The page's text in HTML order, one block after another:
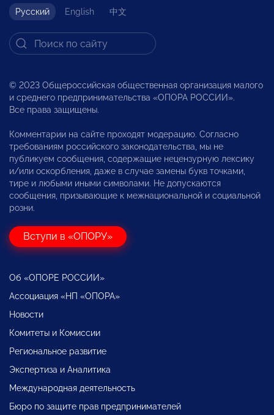
Русский English 中文
© 2023 Общероссийская общественная организация малого
и среднего предпринимательства «ОПОРА РОССИИ».
Все права защищены.
Комментарии на сайте проходят модерацию. Согласно
требованиям российского законодательства, мы не
публикуем сообщения, содержащие нецензурную лексику
и/или оскорбления, даже в случае замены букв точками,
тире и любыми иными символами. Не допускаются
сообщения, призывающие к межнациональной и социальной
розни.
Вступи в «ОПОРУ»
Об «ОПОРЕ РОССИИ»
Ассоциация «НП «ОПОРА»
Новости
Комитеты и Комиссии
Региональное развитие
Экспертиза и Аналитика
Международная деятельность
Бюро по защите прав предпринимателей